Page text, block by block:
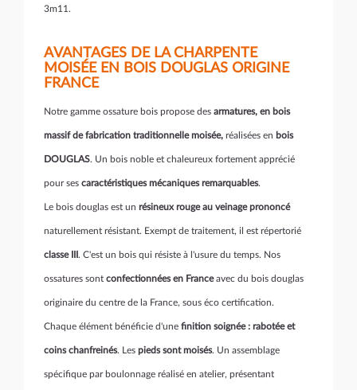
3m11.
AVANTAGES DE LA CHARPENTE
MOISÉE EN BOIS DOUGLAS ORIGINE
FRANCE
Notre gamme ossature bois propose des armatures, en bois
massif de fabrication traditionnelle moisée, réalisées en bois
DOUGLAS. Un bois noble et chaleureux fortement apprécié
pour ses caractéristiques mécaniques remarquables.
Le bois douglas est un résineux rouge au veinage prononcé
naturellement résistant. Exempt de traitement, il est répertorié
classe III . C'est un bois qui résiste à l'usure du temps. Nos
ossatures sont confectionnées en Franceavec du bois douglas
originaire du centre de la France, sous éco certification.
Chaque élément bénéficie d'une finition soignée : rabotée et
coins chanfreinés. Les pieds sont moisés. Un assemblage
spécifique par boulonnage réalisé en atelier, présentant